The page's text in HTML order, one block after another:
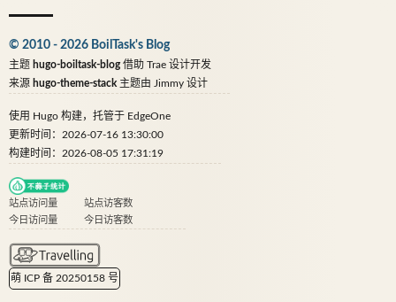
© 2010 - 2026 BoilTask's Blog
主题 hugo-boiltask-blog借助 Trae 设计开发
来源 hugo-theme-stack 主题由 Jimmy 设计
使用 Hugo 构建，托管于 EdgeOne
更新时间：2026-07-16 13:30:00
构建时间：2026-08-05 17:31:19
站点访问量
站点访客数
今日访问量
今日访客数
萌 ICP 备 20250158 号